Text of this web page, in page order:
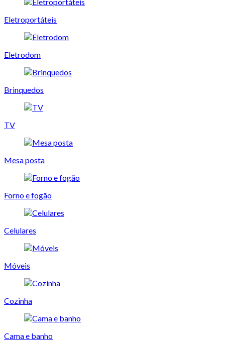
Eletroportáteis
Eletrodom
Brinquedos
TV
Mesa posta
Forno e fogão
Celulares
Móveis
Cozinha
Cama e banho